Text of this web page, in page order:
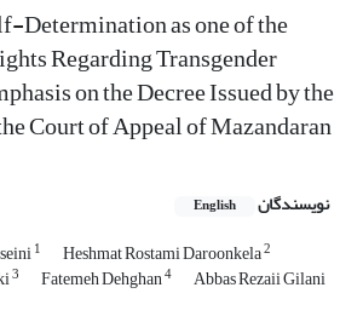
Determination as one of the
Regarding Transgender
on the Decree Issued by the
Court of Appeal of Mazandaran
نویسندگان English
1 Heshmat Rostami Daroonkela2
3 Fatemeh Dehghan4 Abbas Rezaii Gilani